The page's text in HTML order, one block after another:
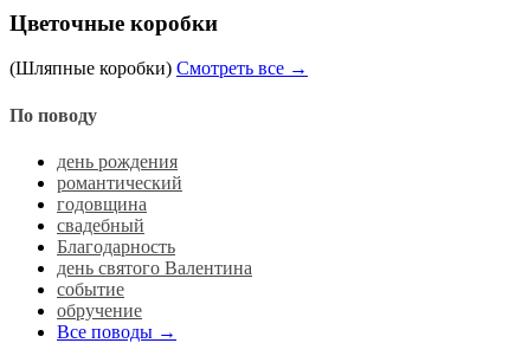
Цветочные коробки
(Шляпные коробки) Смотреть все →
По поводу
день рождения
романтический
годовщина
свадебный
Благодарность
день святого Валентина
событие
обручение
Все поводы →